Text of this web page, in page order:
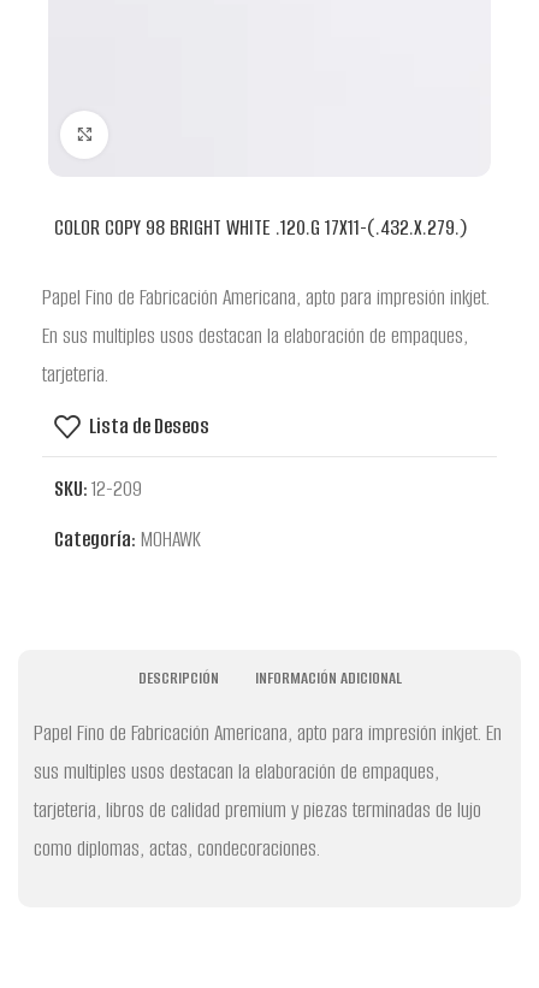
COLOR COPY 98 BRIGHT WHITE .120.G 17X11-(.432.X.279.)
Papel Fino de Fabricación Americana, apto para impresión inkjet.
En sus multiples usos destacan la elaboración de empaques,
tarjeteria.
Lista de Deseos
SKU:12-209
Categoría: MOHAWK
DESCRIPCIÓN INFORMACIÓN ADICIONAL
Papel Fino de Fabricación Americana, apto para impresión inkjet. En
sus multiples usos destacan la elaboración de empaques,
tarjeteria, libros de calidad premium y piezas terminadas de lujo
como diplomas, actas, condecoraciones.